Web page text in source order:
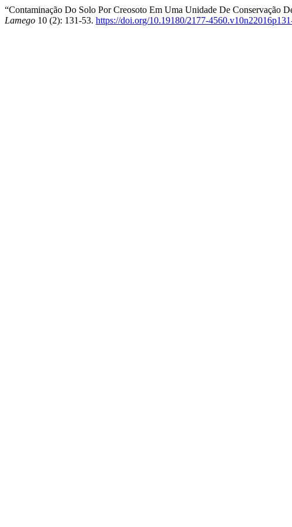
“Contaminação Do Solo Por Creosoto Em Uma Unidade De Conservação
Lamego 10 (2): 131-53. https://doi.org/10.19180/2177-